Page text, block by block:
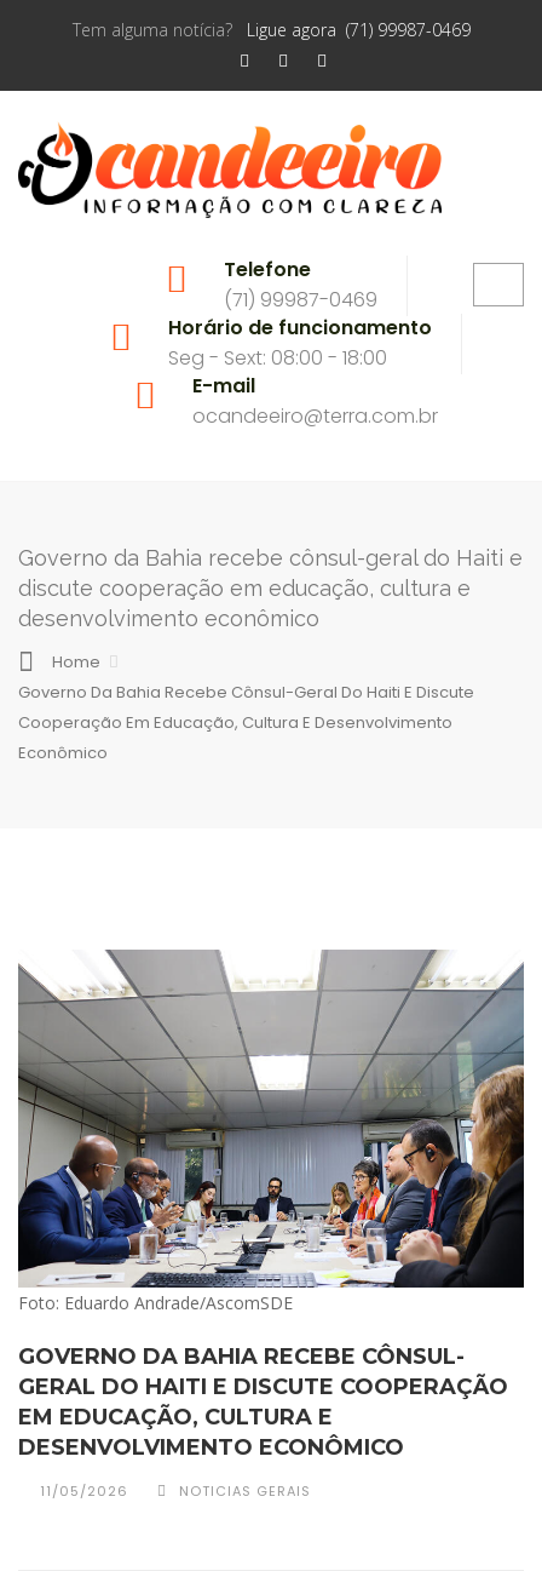
Tem alguma notícia? Ligue agora (71) 99987-0469
Telefone
(71) 99987-0469
Horário de funcionamento
Seg - Sext: 08:00 - 18:00
E-mail
ocandeeiro@terra.com.br
Governo da Bahia recebe cônsul-geral do Haiti e
discute cooperação em educação, cultura e
desenvolvimento econômico
Home
Governo Da Bahia Recebe Cônsul-Geral Do Haiti E Discute
Cooperação Em Educação, Cultura E Desenvolvimento
Econômico
Foto: Eduardo Andrade/AscomSDE
GOVERNO DA BAHIA RECEBE CÔNSUL-
GERAL DO HAITI E DISCUTE COOPERAÇÃO
EM EDUCAÇÃO, CULTURA E
DESENVOLVIMENTO ECONÔMICO
11/05/2026 NOTICIAS GERAIS